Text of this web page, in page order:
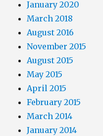
January 2020
March 2018
August 2016
November 2015
August 2015
May 2015
April 2015
February 2015
March 2014
January 2014